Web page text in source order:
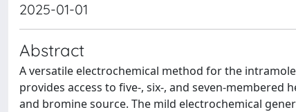
2025-01-01
Abstract
A versatile electrochemical method for the
provides access to five-, six-, and seven-
and bromine source. The mild electrochemical